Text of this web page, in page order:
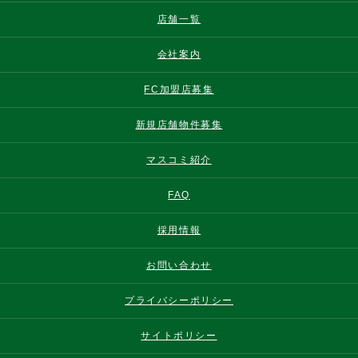
店舗一覧
会社案内
FC加盟店募集
新規店舗物件募集
マスコミ紹介
FAQ
採用情報
お問い合わせ
プライバシーポリシー
サイトポリシー